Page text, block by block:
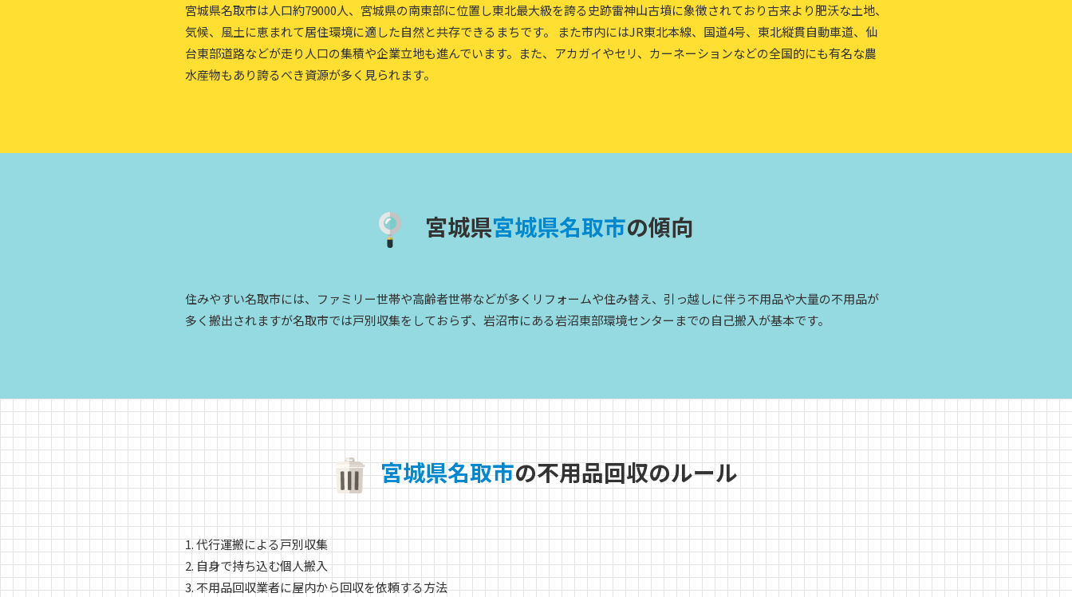
宮城県名取市は人口約79000人、宮城県の南東部に位置し東北最大級を誇る史跡雷神山古墳に象徴されており古来より肥沃な土地、
気候、風土に恵まれて居住環境に適した自然と共存できるまちです。 また市内にはJR東北本線、国道4号、東北縦貫自動車道、仙
台東部道路などが走り人口の集積や企業立地も進んでいます。また、アカガイやセリ、カーネーションなどの全国的にも有名な農
水産物もあり誇るべき資源が多く見られます。
宮城県宮城県名取市の傾向
住みやすい名取市には、ファミリー世帯や高齢者世帯などが多くリフォームや住み替え、引っ越しに伴う不用品や大量の不用品が
多く搬出されますが名取市では戸別収集をしておらず、岩沼市にある岩沼東部環境センターまでの自己搬入が基本です。
宮城県名取市の不用品回収のルール
1. 代行運搬による戸別収集
2. 自身で持ち込む個人搬入
3. 不用品回収業者に屋内から回収を依頼する方法